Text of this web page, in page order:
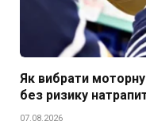
Як вибрати моторну
без ризику
07.08.2026